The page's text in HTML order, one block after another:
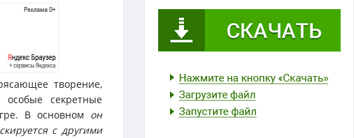
творение,
секретные
В основном он
с другими